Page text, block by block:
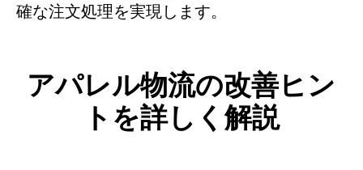
確な注文処理を実現します。
アパレル物流の改善ヒン
トを詳しく解説